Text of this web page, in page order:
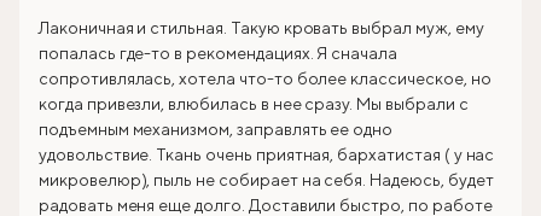
Лаконичная и стильная. Такую кровать выбрал муж, ему
попалась где-то в рекомендациях. Я сначала
сопротивлялась, хотела что-то более классическое, но
когда привезли, влюбилась в нее сразу. Мы выбрали с
подъемным механизмом, заправлять ее одно
удовольствие. Ткань очень приятная, бархатистая ( у нас
микровелюр), пыль не собирает на себя. Надеюсь, будет
радовать меня еще долго. Доставили быстро, по работе